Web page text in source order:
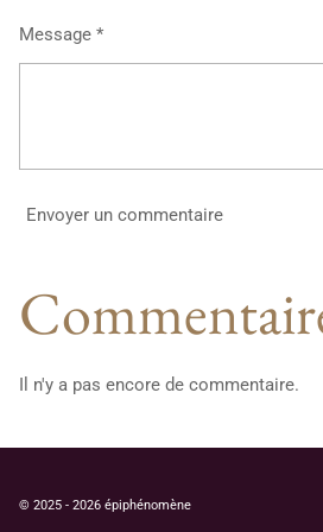
Message *
Envoyer un commentaire
Il n'y a pas encore de commentaire.
© 2025 - 2026 épiphénomène